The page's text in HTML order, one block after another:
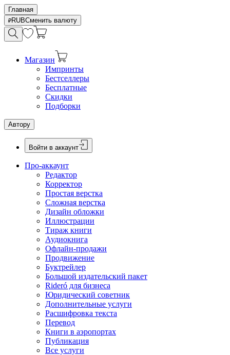
Главная
RUBСменить валюту
Магазин
Импринты
Бестселлеры
Бесплатные
Скидки
Подборки
Автору
Войти в аккаунт
Про-аккаунт
Редактор
Корректор
Простая верстка
Сложная верстка
Дизайн обложки
Иллюстрации
Тираж книги
Аудиокнига
Офлайн-продажи
Продвижение
Буктрейлер
Большой издательский пакет
Rideró для бизнеса
Юридический советник
Дополнительные услуги
Расшифровка текста
Перевод
Книги в аэропортах
Публикация
Все услуги